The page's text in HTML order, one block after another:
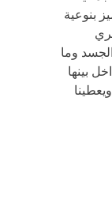
بنوعية
وما
بينها